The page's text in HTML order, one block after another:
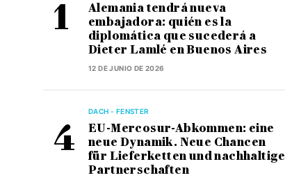
Alemania tendrá nueva
embajadora: quién es la
diplomática que sucederá a
Dieter Lamlé en Buenos Aires
12 DE JUNIO DE 2026
DACH - FENSTER
EU-Mercosur-Abkommen: eine
neue Dynamik. Neue Chancen
für Lieferketten und nachhaltige
Partnerschaften